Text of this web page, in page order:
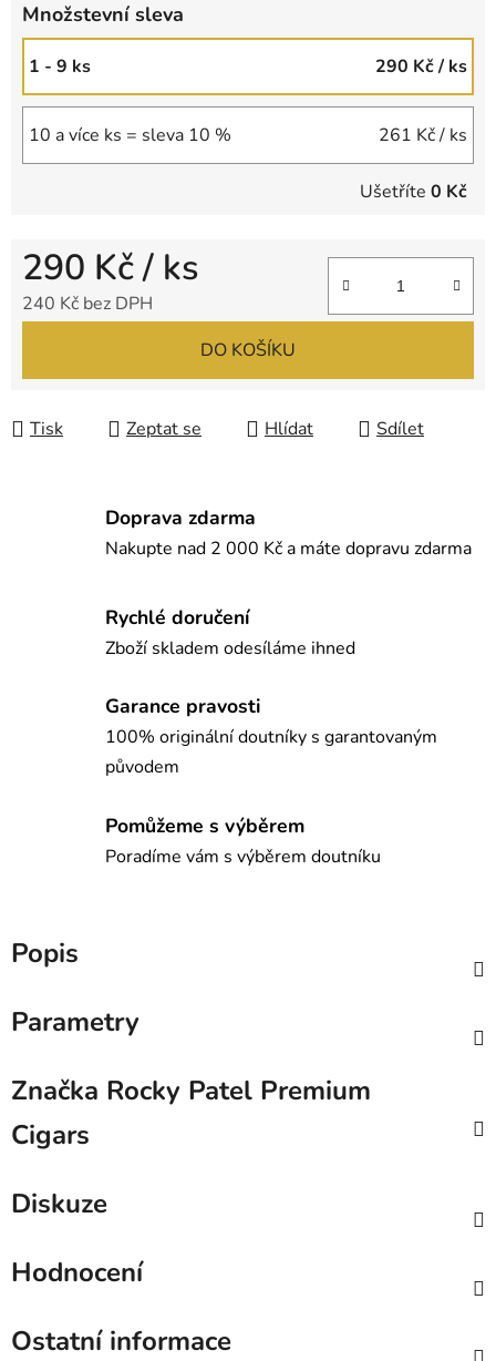
Množstevní sleva
1 - 9 ks 290 Kč/ ks
10 a více ks = sleva 10 % 261 Kč/ ks
Ušetříte 0 Kč
290 Kč/ ks
240 Kč bez DPH
DO KOŠÍKU
Tisk Zeptat se Hlídat Sdílet
Doprava zdarma
Nakupte nad 2 000 Kč a máte dopravu zdarma
Rychlé doručení
Zboží skladem odesíláme ihned
Garance pravosti
100% originální doutníky s garantovaným
původem
Pomůžeme s výběrem
Poradíme vám s výběrem doutníku
Popis
Parametry
Značka Rocky Patel Premium
Cigars
Diskuze
Hodnocení
Ostatní informace